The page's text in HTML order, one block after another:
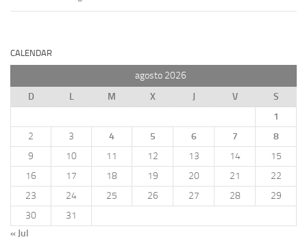
CALENDAR
agosto 2026
D
L M X J V
S
1
2
3 4 5 6 7
8
9
10 11 12 13 14
15
16
17 18 19 20 21
22
23
24 25 26 27 28
29
30
31
« Jul